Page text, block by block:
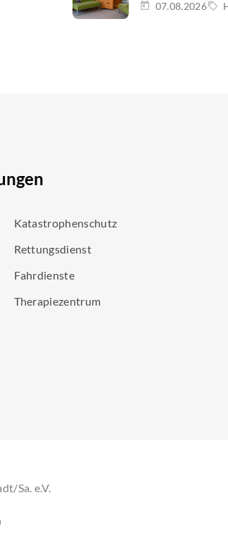
07.08.2026
Katastrophenschutz
Rettungsdienst
Fahrdienste
Therapiezentrum
Sa. e.V.